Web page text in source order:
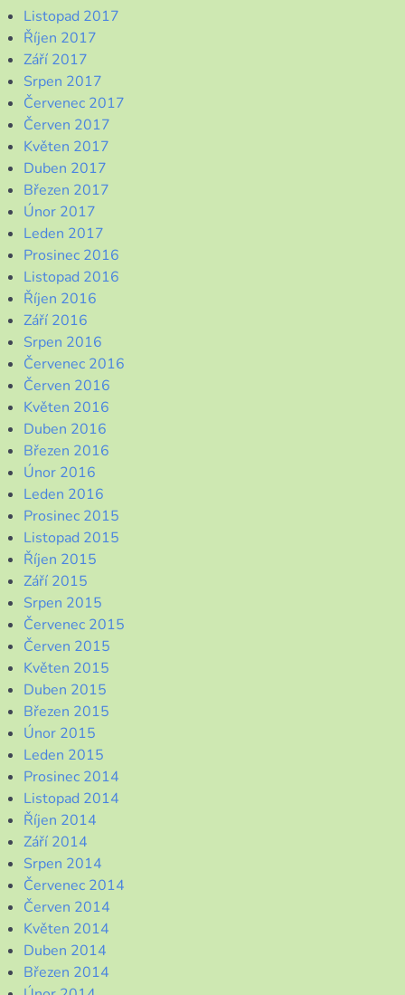
Listopad 2017
Říjen 2017
Září 2017
Srpen 2017
Červenec 2017
Červen 2017
Květen 2017
Duben 2017
Březen 2017
Únor 2017
Leden 2017
Prosinec 2016
Listopad 2016
Říjen 2016
Září 2016
Srpen 2016
Červenec 2016
Červen 2016
Květen 2016
Duben 2016
Březen 2016
Únor 2016
Leden 2016
Prosinec 2015
Listopad 2015
Říjen 2015
Září 2015
Srpen 2015
Červenec 2015
Červen 2015
Květen 2015
Duben 2015
Březen 2015
Únor 2015
Leden 2015
Prosinec 2014
Listopad 2014
Říjen 2014
Září 2014
Srpen 2014
Červenec 2014
Červen 2014
Květen 2014
Duben 2014
Březen 2014